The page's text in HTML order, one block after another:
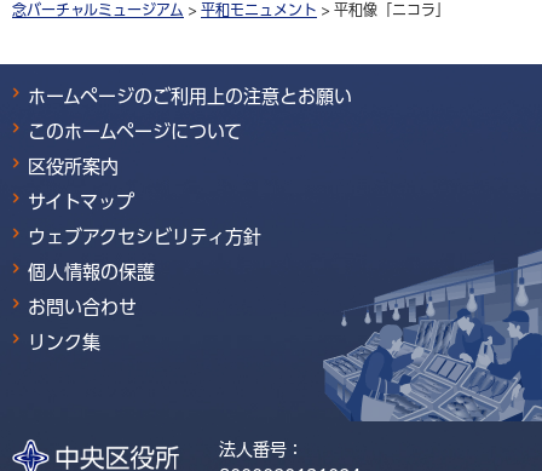
念バーチャルミュージアム > 平和モニュメント > 平和像「ニコラ」
ホームページのご利用上の注意とお願い
このホームページについて
区役所案内
サイトマップ
ウェブアクセシビリティ方針
個人情報の保護
お問い合わせ
リンク集
法人番号：